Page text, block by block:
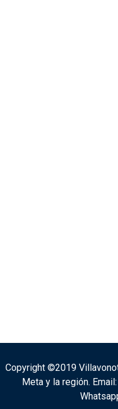
Copyright ©2019
Meta y la región.